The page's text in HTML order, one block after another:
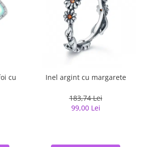
cu
Inel argint cu margarete
183,74 Lei
99,00 Lei